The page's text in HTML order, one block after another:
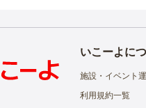
いこーよに
施設・イベント
利用規約一覧